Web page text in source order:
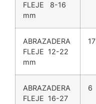
FLEJE 8-16
mm
ABRAZADERA
FLEJE 12-22
mm
17
ABRAZADERA
FLEJE 16-27
6